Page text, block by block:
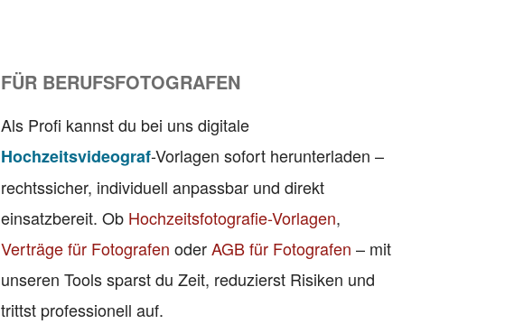
FÜR BERUFSFOTOGRAFEN
Als Profi kannst du bei uns digitale
Hochzeitsvideograf-Vorlagen sofort herunterladen –
rechtssicher, individuell anpassbar und direkt
einsatzbereit. Ob Hochzeitsfotografie-Vorlagen,
Verträge für Fotografen oderAGB für Fotografen – mit
unseren Tools sparst du Zeit, reduzierst Risiken und
trittst professionell auf.